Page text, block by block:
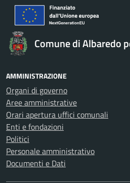
Comune di Albaredo
AMMINISTRAZIONE
Organi di governo
Aree amministrative
Orari apertura uffici comunali
Enti e fondazioni
Politici
Personale amministrativo
Documenti e Dati